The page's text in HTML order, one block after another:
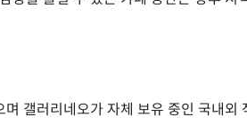
며 갤러리네오가 자체 보유 중인 국내